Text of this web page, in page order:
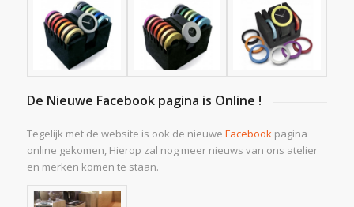
De Nieuwe Facebook pagina is Online !
Tegelijk met de website is ook de nieuwe Facebookpagina
online gekomen, Hierop zal nog meer nieuws van ons atelier
en merken komen te staan.